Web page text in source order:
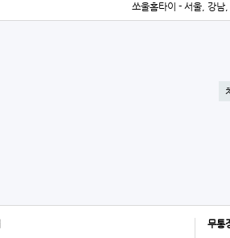
쏘울홈타이 - 서울, 강남
무통